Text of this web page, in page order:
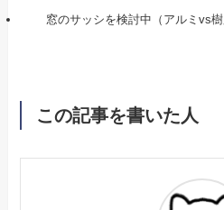
窓のサッシを検討中（アルミvs樹
この記事を書いた人